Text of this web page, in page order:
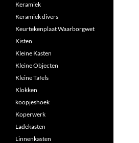
Keramiek
Keramiek divers
Keurtekenplaat Waarborgwet
Kisten
Kleine Kasten
Kleine Objecten
Kleine Tafels
Klokken
koopjeshoek
Koperwerk
Ladekasten
Linnenkasten